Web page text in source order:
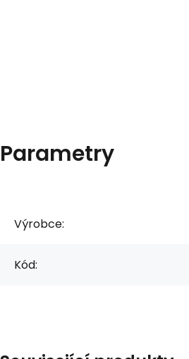
Parametry
Výrobce:
Kód: